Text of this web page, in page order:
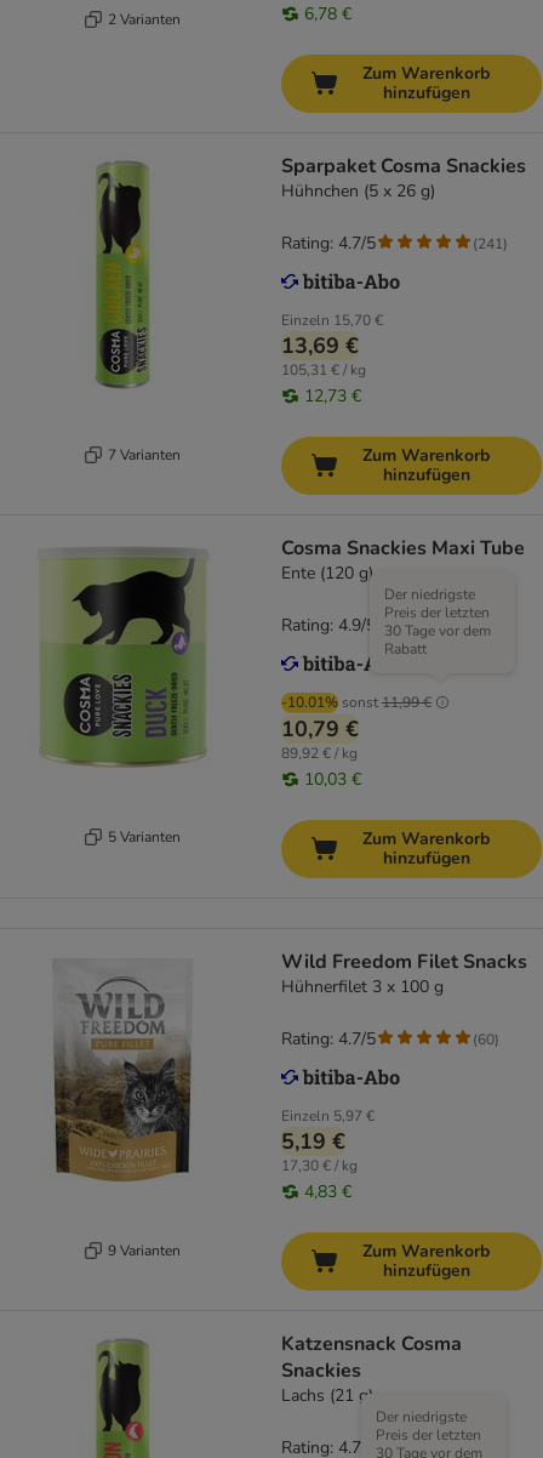
2 Varianten 6,78 €
Zum Warenkorb
hinzufügen
7 Varianten
Sparpaket Cosma Snackies
Hühnchen (5 x 26 g)
Einzeln 15,70 €
13,69 €
105,31 € / kg
12,73 €
Rating: 4.7/5 (241)
Zum Warenkorb
hinzufügen
5 Varianten
Cosma Snackies Maxi Tube
Ente (120 g)
-10.01% sonst11,99 €
Der niedrigste
Preis der letzten
30 Tage vor dem
Rabatt
10,79 €
89,92 € / kg
10,03 €
Rating: 4.9/5 (556
Zum Warenkorb
hinzufügen
9 Varianten
Wild Freedom Filet Snacks
Hühnerfilet 3 x 100 g
Einzeln 5,97 €
5,19 €
17,30 € / kg
4,83 €
Rating: 4.7/5 (60)
Zum Warenkorb
hinzufügen
Katzensnack Cosma
Snackies
Lachs (21 g)
Der niedrigste
Preis der letzten
30 Tage vor dem
Rating: 4.7/5 (166